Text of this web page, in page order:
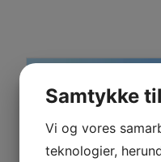
Samtykke
Vi og vores
teknologier,